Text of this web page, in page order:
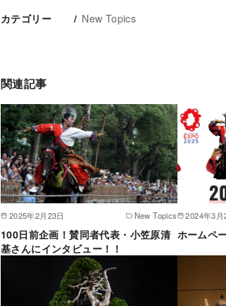
カテゴリー New Topics
関連記事
2025年2月23日 New Topics
100日前企画！賛同者代表・小笠原清
基さんにインタビュー！！
2024年3月
ホームペ